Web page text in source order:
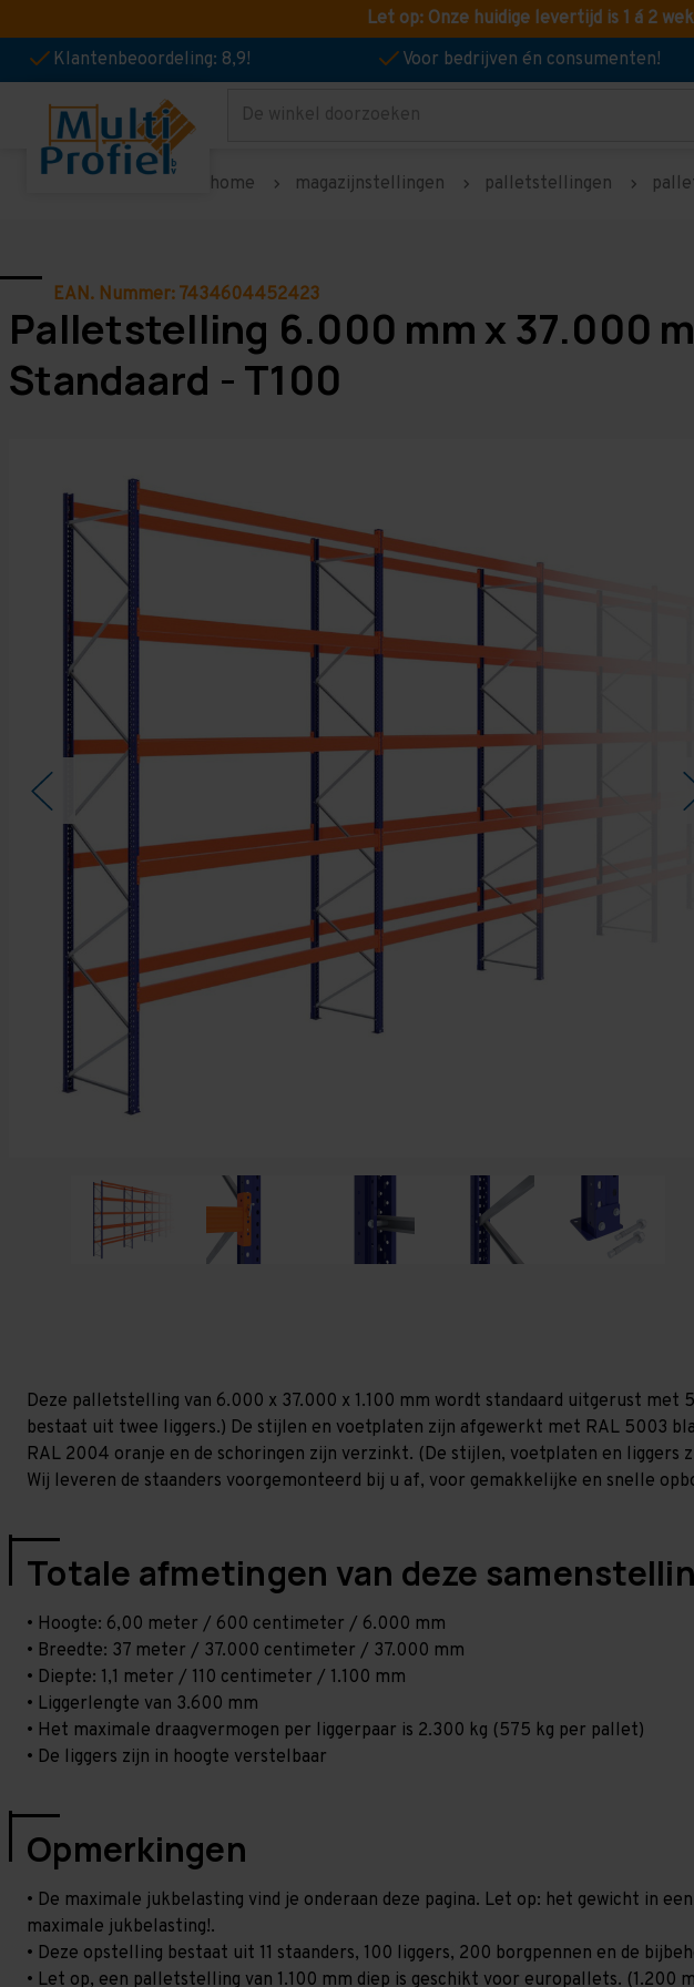
Let op: Onze huidige levertijd is 1 á 2
Klantenbeoordeling: 8,9!
Voor bedrijven én consumenten!
Zoeken
home magazijnstellingen palletstellingen
EAN. Nummer: 7434604452423
Palletstelling 6.000 mm x 37.000
Standaard - T100
Deze palletstelling van 6.000 x 37.000 x 1.100 mm wordt standaard uitgerust met
bestaat uit twee liggers.) De stijlen en voetplaten zijn afgewerkt met RAL 5003
RAL 2004 oranje en de schoringen zijn verzinkt. (De stijlen, voetplaten en liggers
Wij leveren de staanders voorgemonteerd bij u af, voor gemakkelijke en snelle
Totale afmetingen van deze
• Hoogte: 6,00 meter / 600 centimeter / 6.000 mm
• Breedte: 37 meter / 37.000 centimeter / 37.000 mm
• Diepte: 1,1 meter / 110 centimeter / 1.100 mm
• Liggerlengte van 3.600 mm
• Het maximale draagvermogen per liggerpaar is 2.300 kg (575 kg per pallet)
• De liggers zijn in hoogte verstelbaar
Opmerkingen
• De maximale jukbelasting vind je onderaan deze pagina. Let op: het gewicht in
maximale jukbelasting!.
• Deze opstelling bestaat uit 11 staanders, 100 liggers, 200 borgpennen en de
• Let op, een palletstelling van 1.100 mm diep is geschikt voor europallets. (1.200